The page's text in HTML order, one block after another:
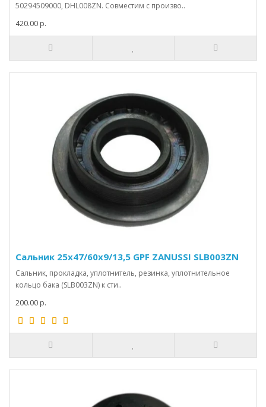
50294509000, DHL008ZN. Совместим с произво..
420.00 р.
Сальник 25х47/60х9/13,5 GPF ZANUSSI SLB003ZN
Сальник, прокладка, уплотнитель, резинка, уплотнительное
кольцо бака (SLB003ZN) к сти..
200.00 р.